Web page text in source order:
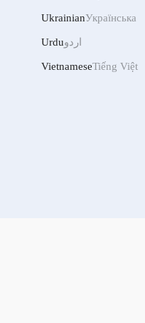
UkrainianУкраїнська
Urduاردو
VietnameseTiếng Việt